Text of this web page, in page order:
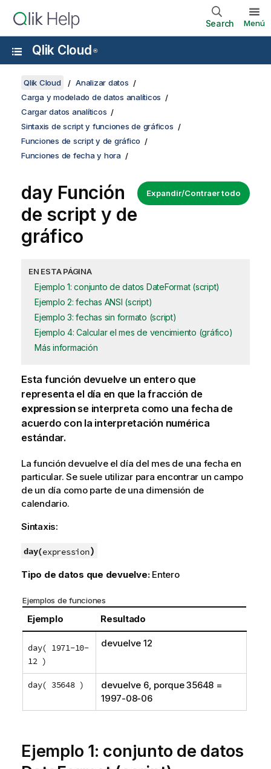
Search Menú
Qlik Cloud ®
Qlik Cloud
Analizar datos
Carga y modelado de datos analíticos
Cargar datos analíticos
Sintaxis de script y funciones de gráficos
Funciones de script y de gráfico
Funciones de fecha y hora
Expandir/Contraer todo
day Función
de script y de
gráfico
EN ESTA PÁGINA
Ejemplo 1: conjunto de datos DateFormat (script)
Ejemplo 2: fechas ANSI (script)
Ejemplo 3: fechas sin formato (script)
Ejemplo 4: Calcular el mes de vencimiento (gráfico)
Más información
Esta función devuelve un entero que
representa el día en que la fracción de
expressionse interpreta como una fecha de
acuerdo con la interpretación numérica
estándar.
La función devuelve el día del mes de una fecha en
particular. Se suele utilizar para encontrar un campo
de un día como parte de una dimensión de
calendario.
Sintaxis:
day(expression)
Tipo de datos que devuelve: Entero
Ejemplos de funciones
Ejemplo Resultado
day( 1971-10-
12 )
devuelve 12
day( 35648 )
devuelve 6, porque 35648 =
1997-08-06
Ejemplo 1: conjunto de datos